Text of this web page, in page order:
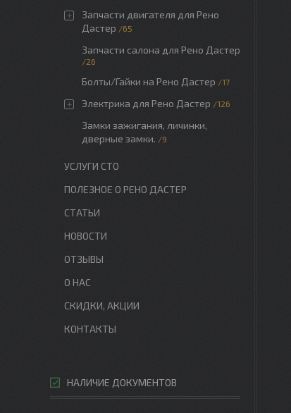
Запчасти двигателя для Рено
Дастер
65
Запчасти салона для Рено Дастер
26
Болты/Гайки на Рено Дастер 17
Электрика для Рено Дастер 126
Замки зажигания, личинки,
дверные замки.
9
УСЛУГИ СТО
ПОЛЕЗНОЕ О РЕНО ДАСТЕР
СТАТЬИ
НОВОСТИ
ОТЗЫВЫ
О НАС
СКИДКИ, АКЦИИ
КОНТАКТЫ
НАЛИЧИЕ ДОКУМЕНТОВ